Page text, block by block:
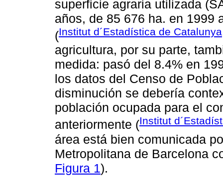
superficie agraria utilizada
años, de 85 676 ha. en 1999
(Institut d´Estadística de
agricultura, por su parte,
medida: pasó del 8.4% en
los datos del Censo de
disminución se debería
población ocupada para el
anteriormente (Institut
área está bien comunicada
Metropolitana de Barcelona
Figura 1).